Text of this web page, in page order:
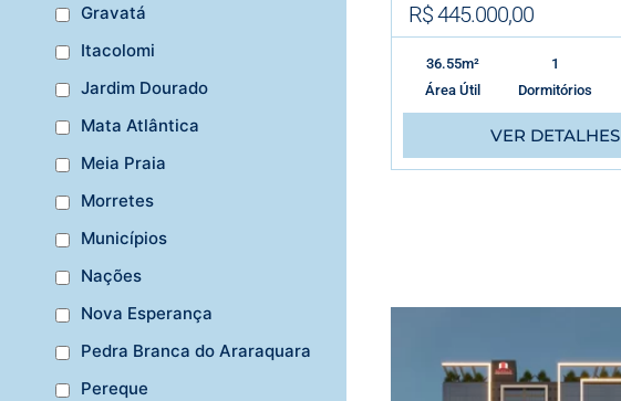
Gravatá
Itacolomi
Jardim Dourado
Mata Atlântica
Meia Praia
Morretes
Municípios
Nações
Nova Esperança
Pedra Branca do Araraquara
Pereque
R$ 445.000,00
36.55m²
Área Útil
1
Dormitórios
VER DETALHES